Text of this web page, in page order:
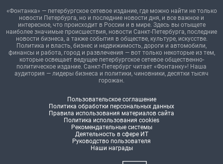
«Фонтанка» — петербургское сетевое издание, где можно найти не только
новости Петербурга, но и последние новости дня, и все важное и
интересное, что происходит в России и в мире. Здесь вы отыщете
наиболее значимые происшествия, новости Санкт-Петербурга, последние
новости бизнеса, а также события в обществе, культуре, искусстве.
Политика и власть, бизнес и недвижимость, дороги и автомобили,
финансы и работа, город и развлечения — вот только некоторые из тем,
которые освещает ведущее петербургское сетевое общественно-
политическое издание. Санкт-Петербург читает «Фонтанку»! Наша
аудитория — лидеры бизнеса и политики, чиновники, десятки тысяч
горожан.
Пользовательское соглашение
Политика обработки персональных данных
Правила использования материалов сайта
Политика использования cookies
Рекомендательные системы
Деятельность в сфере ИТ
Руководство пользователя
Наши награды